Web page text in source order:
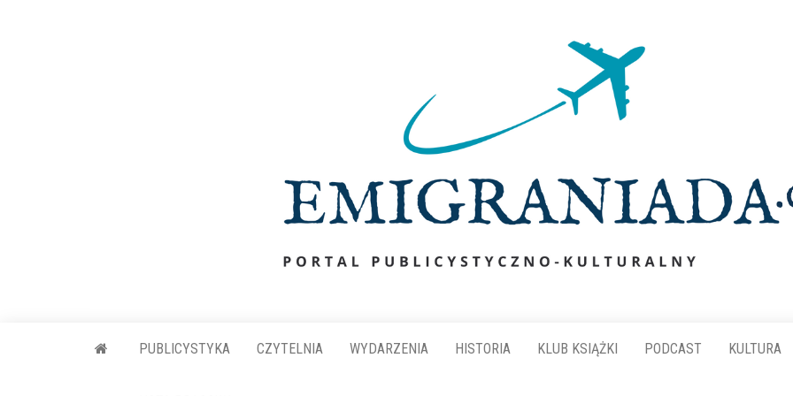
PUBLICYSTYKA CZYTELNIA WYDARZENIA HISTORIA KLUB KSIĄŻKI PODCAST KULTURA